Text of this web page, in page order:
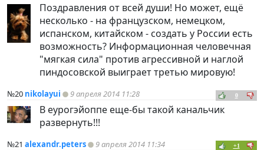
Поздравления от всей души! Но может, ещё
несколько - на французском, немецком,
испанском, китайском - создать у России есть
возможность? Информационная человечная
"мягкая сила" против агрессивной и наглой
пиндосовской выиграет третью мировую!
№20 nikolayui 9 апреля 2014 11:28 0
В еурогэйоппе еще-бы такой канальчик
развернуть!!!
№21 alexandr.peters 9 апреля 2014 11:34 +1